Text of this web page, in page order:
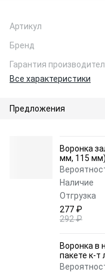
Артикул
Бренд
Гарантия
Все характеристики
Предложения
Воронка
мм, 115 мм)
Наличие
Отгрузка
277 ₽
292 ₽
Воронка в
пакете к-т